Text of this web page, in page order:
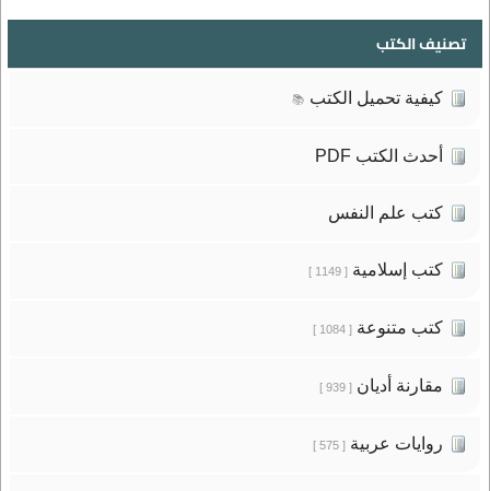
تصنيف الكتب
كيفية تحميل الكتب 📚
أحدث الكتب PDF
كتب علم النفس
كتب إسلامية[ 1149 ]
كتب متنوعة[ 1084 ]
مقارنة أديان[ 939 ]
روايات عربية[ 575 ]